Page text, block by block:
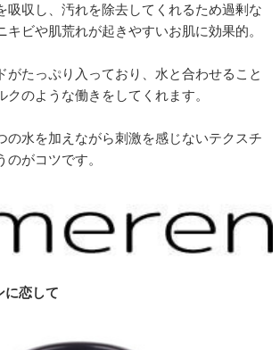
吸収し、汚れを除去してくれるため過剰な
キビや肌荒れが起きやすいお肌に効果的。
がたっぷり入っており、水と合わせること
クのような働きをしてくれます。
の水を加えながら刺激を感じないテクスチ
のがコツです。
に恋して